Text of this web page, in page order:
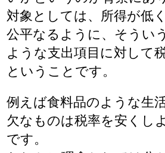
対象としては、所得が低
公平なるように、そうい
ような支出項目に対して
ということです。
例えば食料品のような生
欠なものは税率を安くし
です。